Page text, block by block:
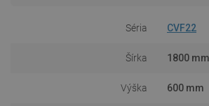
Séria CVF22
Šírka 1800 mm
Výška 600 mm